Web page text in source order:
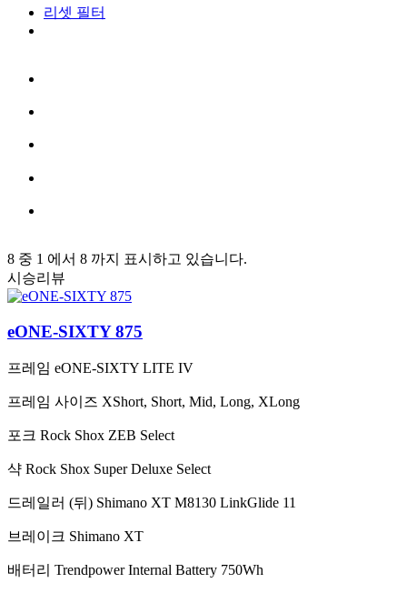
리셋 필터
8 중 1 에서 8 까지 표시하고 있습니다.
시승리뷰
eONE-SIXTY 875
프레임 eONE-SIXTY LITE IV
프레임 사이즈 XShort, Short, Mid, Long, XLong
포크 Rock Shox ZEB Select
샥 Rock Shox Super Deluxe Select
드레일러 (뒤) Shimano XT M8130 LinkGlide 11
브레이크 Shimano XT
배터리 Trendpower Internal Battery 750Wh